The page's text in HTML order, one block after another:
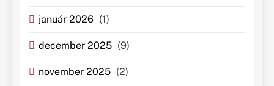
január 2026 (1)
december 2025 (9)
november 2025 (2)